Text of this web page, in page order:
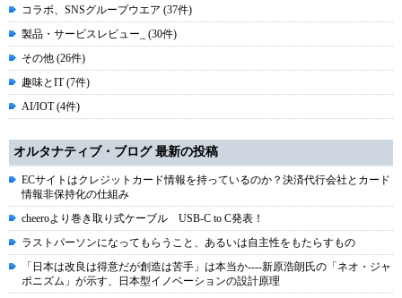
コラボ、SNSグループウエア (37件)
製品・サービスレビュー_ (30件)
その他 (26件)
趣味とIT (7件)
AI/IOT (4件)
オルタナティブ・ブログ 最新の投稿
ECサイトはクレジットカード情報を持っているのか？決済代行会社とカード
情報非保持化の仕組み
cheeroより巻き取り式ケーブル USB-C to C発表！
ラストパーソンになってもらうこと、あるいは自主性をもたらすもの
「日本は改良は得意だが創造は苦手」は本当か----新原浩朗氏の「ネオ・ジャ
ポニズム」が示す、日本型イノベーションの設計原理